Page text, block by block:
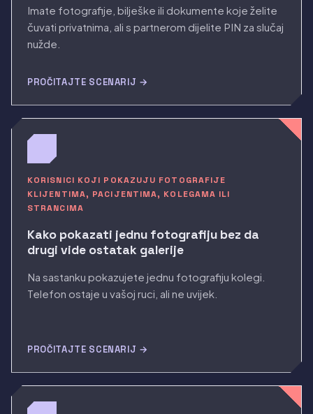
Imate fotografije, bilješke ili dokumente koje želite
čuvati privatnima, ali s partnerom dijelite PIN za slučaj
nužde.
PROČITAJTE SCENARIJ →
KORISNICI KOJI POKAZUJU FOTOGRAFIJE
KLIJENTIMA, PACIJENTIMA, KOLEGAMA ILI
STRANCIMA
Kako pokazati jednu fotografiju bez da
drugi vide ostatak galerije
Na sastanku pokazujete jednu fotografiju kolegi.
Telefon ostaje u vašoj ruci, ali ne uvijek.
PROČITAJTE SCENARIJ →